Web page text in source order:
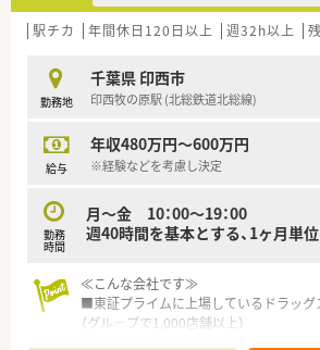
＼福利厚生／
年間休日120日以上、「連続休暇制度（年
できる制度）」等
プライベートも充実出来る様にワークラ
〇社員割引制度、財形貯蓄制度、スポー
る他、提携の保養施設は全国に40ヵ所あり
スの実績!
産休、育休取得はもちろんのこと、育児
育児休業より復帰後、1日最大2時間短縮
法律では3歳までですが、同社では小学校
可能♪
駅チカ 年間休日120日以上 週32h以上
勤務地
千葉県 印西市
印西牧の原駅 (北総鉄道北総線)
給与
年収480万円～600万円
※経験などを考慮し決定
勤務
時間
月～金 10：00～19：00
週40時間を基本とする、1ヶ月単
≪こんな会社です≫
■東証プライムに上場しているドラッグ
（グル―プで1,000店舗以上）